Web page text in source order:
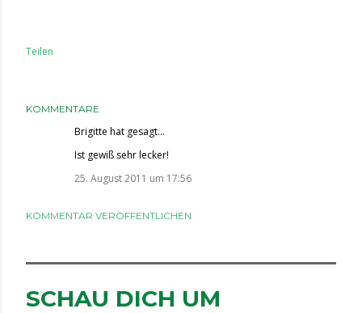
Teilen
KOMMENTARE
Brigitte hat gesagt…
Ist gewiß sehr lecker!
25. August 2011 um 17:56
KOMMENTAR VERÖFFENTLICHEN
SCHAU DICH UM